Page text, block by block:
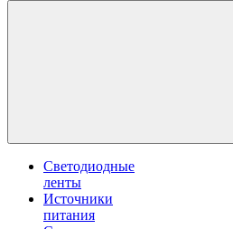
Светодиодные
ленты
Источники
питания